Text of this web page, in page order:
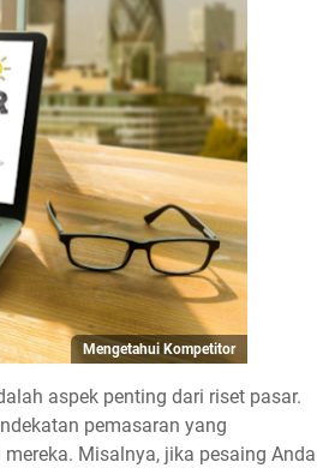
Mengetahui Kompetitor
aspek penting dari riset pasar.
pemasaran yang
Misalnya, jika pesaing Anda